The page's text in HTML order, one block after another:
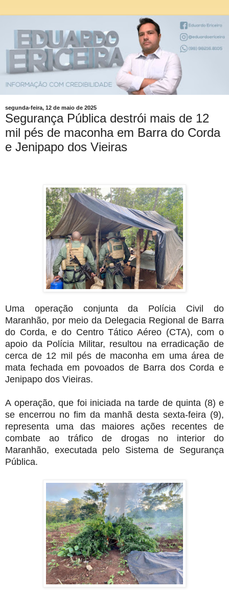
segunda-feira, 12 de maio de 2025
Segurança Pública destrói mais de 12
mil pés de maconha em Barra do Corda
e Jenipapo dos Vieiras
Uma operação conjunta da Polícia Civil do
Maranhão, por meio da Delegacia Regional de Barra
do Corda, e do Centro Tático Aéreo (CTA), com o
apoio da Polícia Militar, resultou na erradicação de
cerca de 12 mil pés de maconha em uma área de
mata fechada em povoados de Barra dos Corda e
Jenipapo dos Vieiras.
A operação, que foi iniciada na tarde de quinta (8) e
se encerrou no fim da manhã desta sexta-feira (9),
representa uma das maiores ações recentes de
combate ao tráfico de drogas no interior do
Maranhão, executada pelo Sistema de Segurança
Pública.